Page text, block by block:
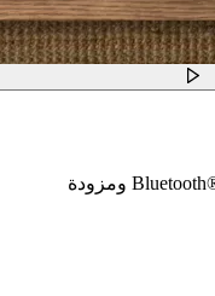
لوحة مفاتيح رفيعة وبسيطة تعمل بتقنية Bluetooth®‎ ومزودة